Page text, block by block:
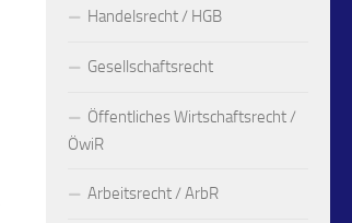
Handelsrecht / HGB
Gesellschaftsrecht
Öffentliches Wirtschaftsrecht /
ÖwiR
Arbeitsrecht / ArbR